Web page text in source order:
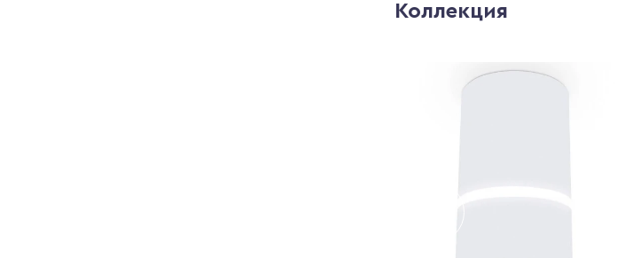
Коллекция